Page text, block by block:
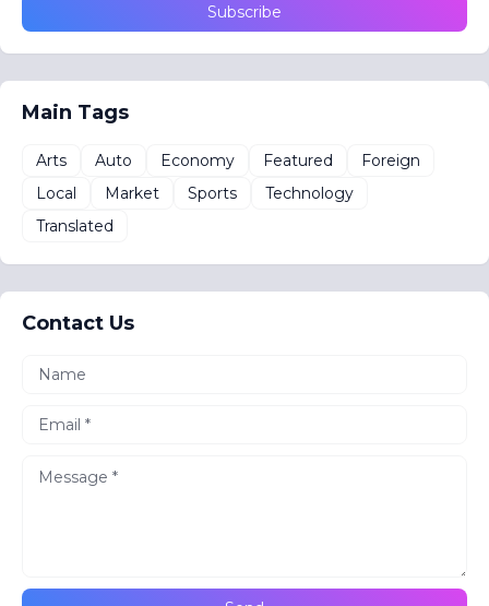
Main Tags
Arts Auto Economy Featured
Foreign
Local
Market Sports
Technology
Translated
Contact Us